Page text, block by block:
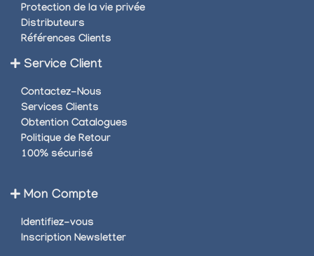
Protection de la vie privée
Distributeurs
Références Clients
Service Client
Contactez-Nous
Services Clients
Obtention Catalogues
Politique de Retour
100% sécurisé
Mon Compte
Identifiez-vous
Inscription Newsletter